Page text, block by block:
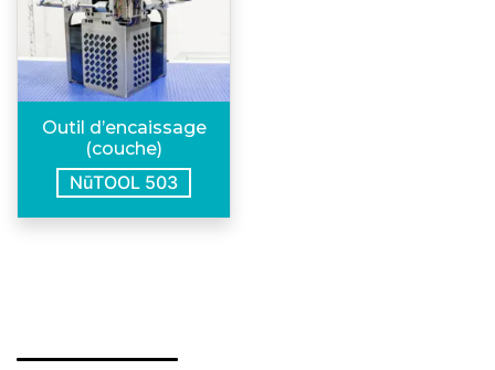
Outil d’encaissage
(couche)
NūTOOL 503